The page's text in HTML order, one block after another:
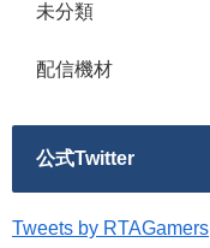
未分類
配信機材
公式Twitter
Tweets by RTAGamers